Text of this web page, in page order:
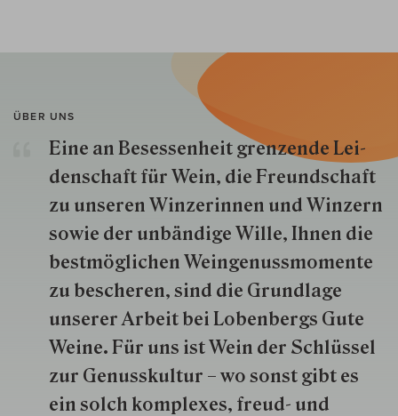
ÜBER UNS
Eine an Besessenheit gren­zende Lei­
den­schaft für Wein, die Freund­schaft
zu unseren Win­zer­innen und Win­zern
so­wie der un­bän­dige Wille, Ihnen die
best­mög­lich­en Wein­genuss­momente
zu besche­ren, sind die Grund­lage
unserer Arbeit bei Lobenbergs Gute
Weine. Für uns ist Wein der Schlüs­sel
zur Genuss­kultur – wo sonst gibt es
ein solch kom­plexes, freud- und